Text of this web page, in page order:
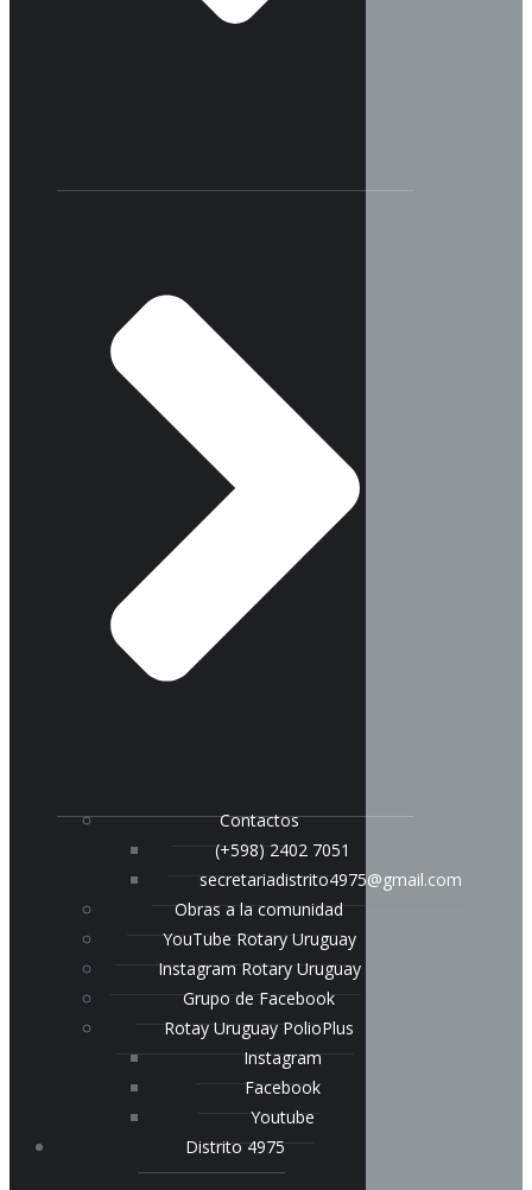
Contactos
(+598) 2402 7051
secretariadistrito4975@gmail.com
Obras a la comunidad
YouTube Rotary Uruguay
Instagram Rotary Uruguay
Grupo de Facebook
Rotay Uruguay PolioPlus
Instagram
Facebook
Youtube
Distrito 4975